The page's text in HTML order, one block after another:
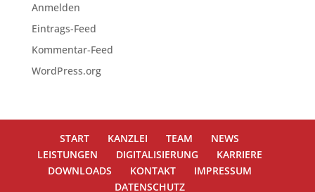
Anmelden
Eintrags-Feed
Kommentar-Feed
WordPress.org
START KANZLEI TEAM
NEWS
LEISTUNGEN
DIGITALISIERUNG
KARRIERE
DOWNLOADS
KONTAKT
IMPRESSUM
DATENSCHUTZ